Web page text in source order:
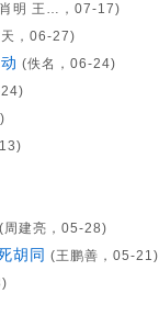
明 王…，07-17)
，06-27)
(佚名，06-24)
(周建亮，05-28)
胡同 (王鹏善，05-21)